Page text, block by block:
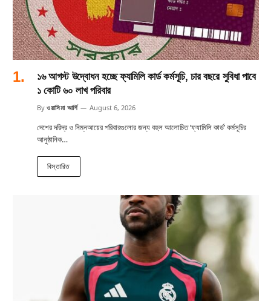
১৬ আগস্ট উদ্বোধন হচ্ছে ফ্যামিলি কার্ড কর্মসূচি, চার বছরে সুবিধা পাবে
১ কোটি ৬০ লাখ পরিবার
By ওয়াসিমা আর্শি August 6, 2026
দেশের দরিদ্র ও নিম্নআয়ের পরিবারগুলোর জন্য বহুল আলোচিত ‘ফ্যামিলি কার্ড’ কর্মসূচির
আনুষ্ঠানিক…
বিস্তারিত